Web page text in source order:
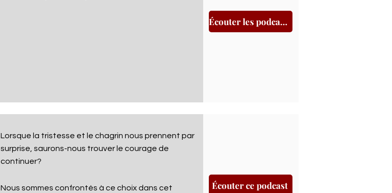
Écouter les podcasts
Lorsque la tristesse et le chagrin nous prennent par
surprise, saurons-nous trouver le courage de
continuer?
Nous sommes confrontés à ce choix dans cet
Écouter ce podcast